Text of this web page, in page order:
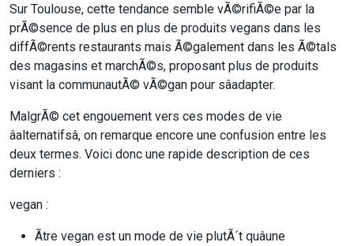
Sur Toulouse, cette tendance semble vÃ©rifiÃ©e par la
prÃ©sence de plus en plus de produits vegans dans les
diffÃ©rents restaurants mais Ã©galement dans les Ã©tals
des magasins et marchÃ©s, proposant plus de produits
visant la communautÃ© vÃ©gan pour sâadapter.
MalgrÃ© cet engouement vers ces modes de vie
âalternatifsâ, on remarque encore une confusion entre les
deux termes. Voici donc une rapide description de ces
derniers :
vegan :
Ãtre vegan est un mode de vie plutÃ´t quâune